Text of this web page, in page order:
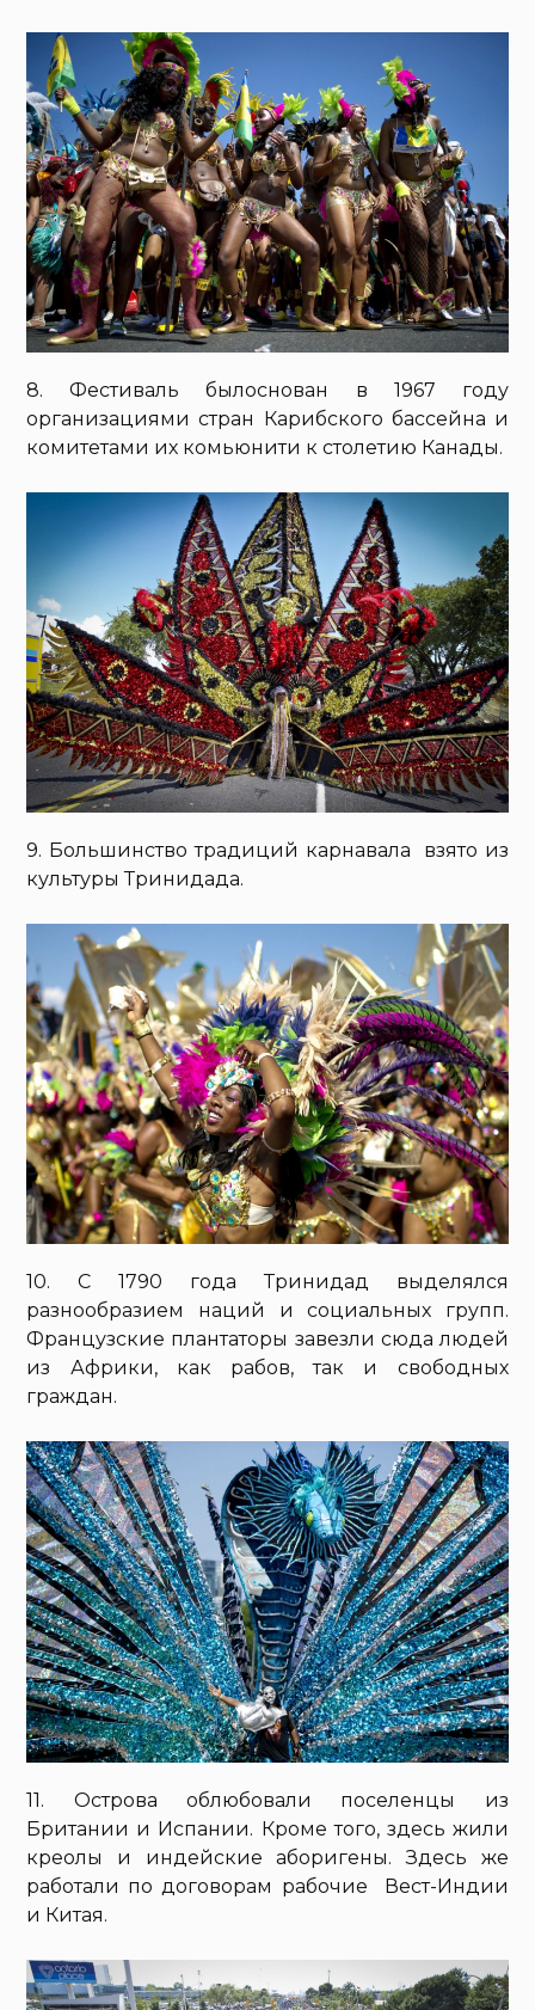
8. Фестиваль былоснован в 1967 году
организациями стран Карибского бассейна и
комитетами их комьюнити к столетию Канады.
9. Большинство традиций карнавала взято из
культуры Тринидада.
10. С 1790 года Тринидад выделялся
разнообразием наций и социальных групп.
Французские плантаторы завезли сюда людей
из Африки, как рабов, так и свободных
граждан.
11. Острова облюбовали поселенцы из
Британии и Испании. Кроме того, здесь жили
креолы и индейские аборигены. Здесь же
работали по договорам рабочие Вест-Индии
и Китая.